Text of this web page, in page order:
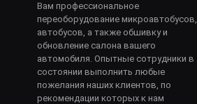
Вам профессиональное
переоборудование микроавтобусов,
автобусов, а также обшивку и
обновление салона вашего
автомобиля. Опытные сотрудники в
состоянии выполнить любые
пожелания наших клиентов, по
рекомендации которых к нам